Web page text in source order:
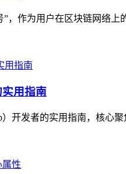
，作为用户在区块链网络
用指南
开发者的实用指南，核心